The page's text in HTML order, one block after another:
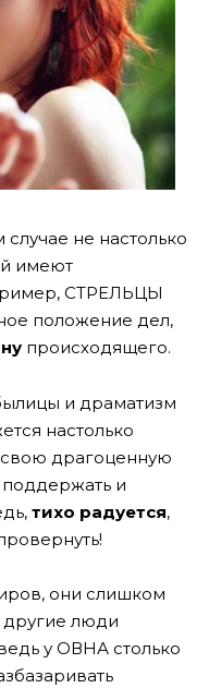
не настолько
имеют
СТРЕЛЬЦЫ
положение дел,
происходящего.
и драматизм
настолько
свою драгоценную
и
тихо радуется,
они слишком
другие люди
у ОВНА столько